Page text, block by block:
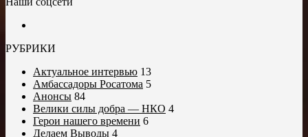
РУБРИКИ
Актуальное интервью 13
Амбассадоры Росатома 5
Анонсы 84
Велики силы добра — НКО 4
Герои нашего времени 6
Делаем Выводы 4